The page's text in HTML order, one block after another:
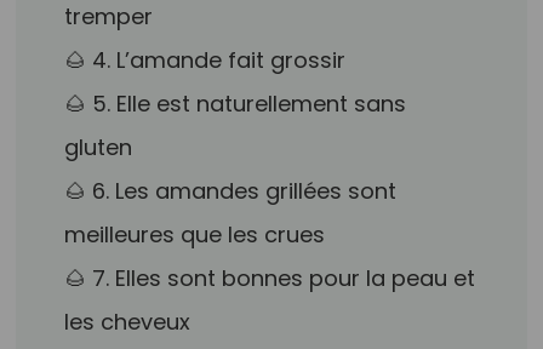
tremper
🌰 4. L’amande fait grossir
🌰 5. Elle est naturellement sans
gluten
🌰 6. Les amandes grillées sont
meilleures que les crues
🌰 7. Elles sont bonnes pour la peau et
les cheveux